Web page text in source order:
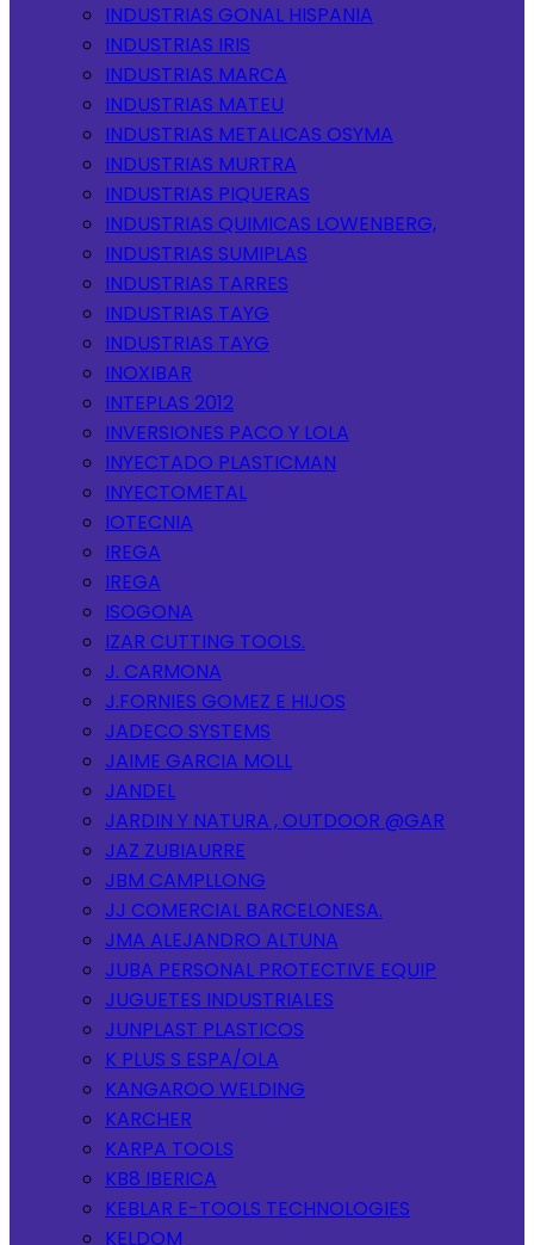
INDUSTRIAS GONAL HISPANIA
INDUSTRIAS IRIS
INDUSTRIAS MARCA
INDUSTRIAS MATEU
INDUSTRIAS METALICAS OSYMA
INDUSTRIAS MURTRA
INDUSTRIAS PIQUERAS
INDUSTRIAS QUIMICAS LOWENBERG,
INDUSTRIAS SUMIPLAS
INDUSTRIAS TARRES
INDUSTRIAS TAYG
INDUSTRIAS TAYG
INOXIBAR
INTEPLAS 2012
INVERSIONES PACO Y LOLA
INYECTADO PLASTICMAN
INYECTOMETAL
IOTECNIA
IREGA
IREGA
ISOGONA
IZAR CUTTING TOOLS.
J. CARMONA
J.FORNIES GOMEZ E HIJOS
JADECO SYSTEMS
JAIME GARCIA MOLL
JANDEL
JARDIN Y NATURA , OUTDOOR @GAR
JAZ ZUBIAURRE
JBM CAMPLLONG
JJ COMERCIAL BARCELONESA.
JMA ALEJANDRO ALTUNA
JUBA PERSONAL PROTECTIVE EQUIP
JUGUETES INDUSTRIALES
JUNPLAST PLASTICOS
K PLUS S ESPA/OLA
KANGAROO WELDING
KARCHER
KARPA TOOLS
KB8 IBERICA
KEBLAR E-TOOLS TECHNOLOGIES
KELDOM